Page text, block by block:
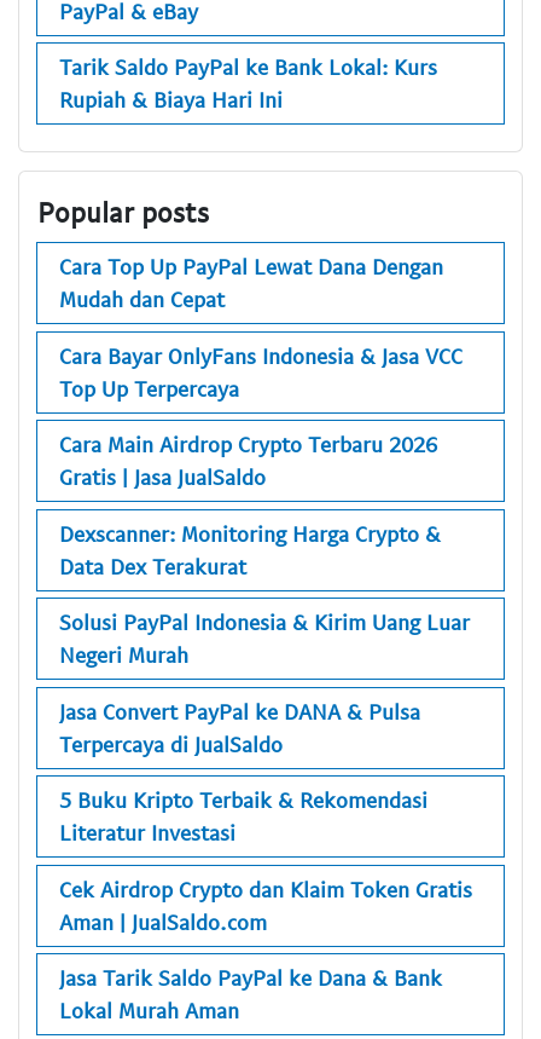
PayPal & eBay
Tarik Saldo PayPal ke Bank Lokal: Kurs
Rupiah & Biaya Hari Ini
Popular posts
Cara Top Up PayPal Lewat Dana Dengan
Mudah dan Cepat
Cara Bayar OnlyFans Indonesia & Jasa VCC
Top Up Terpercaya
Cara Main Airdrop Crypto Terbaru 2026
Gratis | Jasa JualSaldo
Dexscanner: Monitoring Harga Crypto &
Data Dex Terakurat
Solusi PayPal Indonesia & Kirim Uang Luar
Negeri Murah
Jasa Convert PayPal ke DANA & Pulsa
Terpercaya di JualSaldo
5 Buku Kripto Terbaik & Rekomendasi
Literatur Investasi
Cek Airdrop Crypto dan Klaim Token Gratis
Aman | JualSaldo.com
Jasa Tarik Saldo PayPal ke Dana & Bank
Lokal Murah Aman